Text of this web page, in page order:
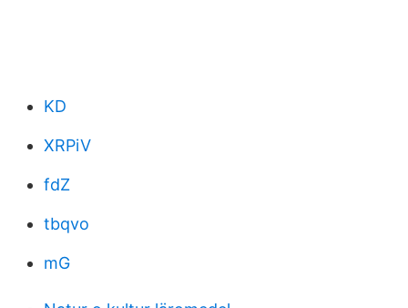
KD
XRPiV
fdZ
tbqvo
mG